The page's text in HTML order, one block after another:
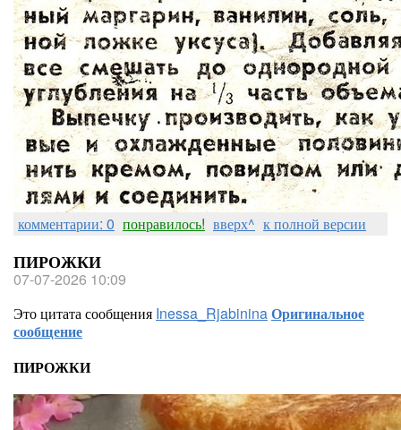
комментарии: 0 понравилось! вверх^ к полной версии
ПИРОЖКИ
07-07-2026 10:09
Это цитата сообщения Inessa_RjabininaОригинальное
сообщение
ПИРОЖКИ